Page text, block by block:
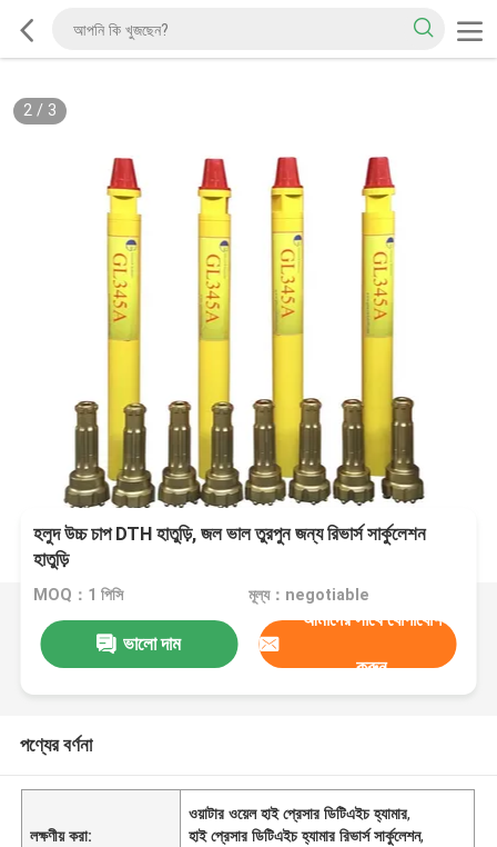
2/ 3
হলুদ উচ্চ চাপ DTH হাতুড়ি, জল ভাল তুরপুন জন্য রিভার্স সার্কুলেশন
হাতুড়ি
MOQ：1 পিসি মূল্য：negotiable
ভালো দাম
আমাদের সাথে যোগাযোগ
করুন
পণ্যের বর্ণনা
লক্ষণীয় করা:
ওয়াটার ওয়েল হাই প্রেসার ডিটিএইচ হ্যামার,
হাই প্রেসার ডিটিএইচ হ্যামার রিভার্স সার্কুলেশন,